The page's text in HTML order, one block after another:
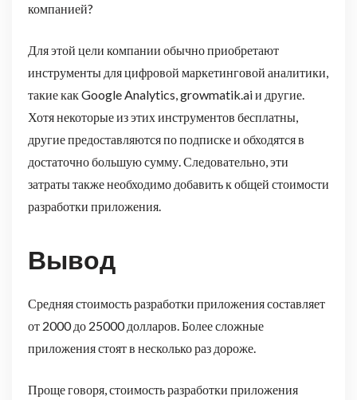
компанией?
Для этой цели компании обычно приобретают
инструменты для цифровой маркетинговой аналитики,
такие как Google Analytics, growmatik.ai и другие.
Хотя некоторые из этих инструментов бесплатны,
другие предоставляются по подписке и обходятся в
достаточно большую сумму. Следовательно, эти
затраты также необходимо добавить к общей стоимости
разработки приложения.
Вывод
Средняя стоимость разработки приложения составляет
от 2000 до 25000 долларов. Более сложные
приложения стоят в несколько раз дороже.
Проще говоря, стоимость разработки приложения